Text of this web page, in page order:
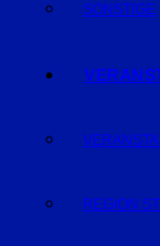
SONSTIGE
REGION